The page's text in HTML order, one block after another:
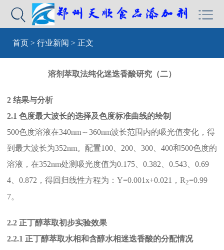


首页 > 行业新闻 > 正文
溶剂萃取法纯化迷迭香酸研究（二）
2 结果与分析
2.1 色度最大波长的选择及色度标准曲线的绘制
500色度溶液在340nm～360nm波长范围内的吸光值变化，得
到最大波长为352nm。配置100、200、300、400和500色度的
溶液，在352nm处测吸光度值为0.175、0.382、0.543、0.69
4、0.872，得回归线性方程为：Y=0.001x+0.021，R2=0.99
7。
2.2 正丁醇萃取初步实验效果
2.2.1 正丁醇萃取水相和含醇水相迷迭香酸的分配情况